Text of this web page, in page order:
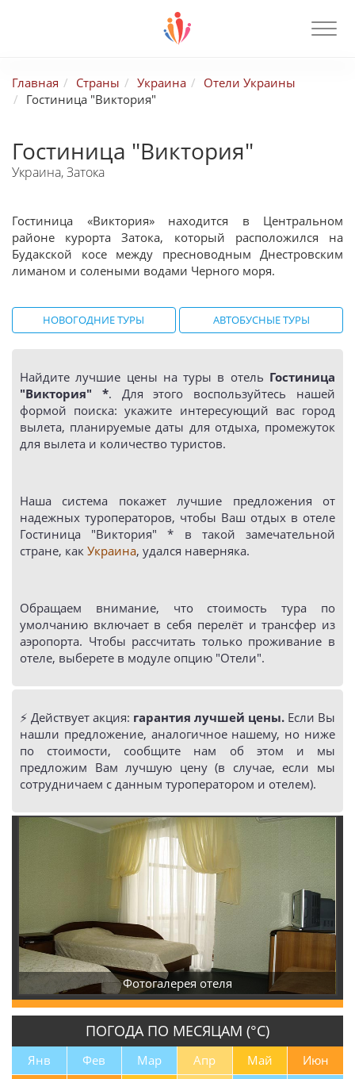
Главная Страны Украина
Отели Украины
Гостиница "Виктория"
Гостиница "Виктория"
Украина, Затока
Гостиница «Виктория» находится в Центральном
районе курорта Затока, который расположился на
Будакской косе между пресноводным Днестровским
лиманом и солеными водами Черного моря.
НОВОГОДНИЕ ТУРЫ АВТОБУСНЫЕ ТУРЫ
Найдите лучшие цены на туры в отель Гостиница
"Виктория" *. Для этого воспользуйтесь нашей
формой поиска: укажите интересующий вас город
вылета, планируемые даты для отдыха, промежуток
для вылета и количество туристов.
Наша система покажет лучшие предложения от
надежных туроператоров, чтобы Ваш отдых в отеле
Гостиница "Виктория" * в такой замечательной
стране, как Украина, удался наверняка.
Обращаем внимание, что стоимость тура по
умолчанию включает в себя перелёт и трансфер из
аэропорта. Чтобы рассчитать только проживание в
отеле, выберете в модуле опцию "Отели".
⚡️ Действует акция: гарантия лучшей цены. Если Вы
нашли предложение, аналогичное нашему, но ниже
по стоимости, сообщите нам об этом и мы
предложим Вам лучшую цену (в случае, если мы
сотрудничаем с данным туроператором и отелем).
Фотогалерея отеля
ПОГОДА ПО МЕСЯЦАМ (°С)
Янв Фев Мар Апр Май
Июн